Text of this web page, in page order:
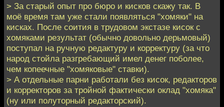
> За старый опыт про бюро и кисков скажу так. В
моё время там уже стали появляться "хомяки" на
кисках. После соития в трудовом экстазе кисок с
хомяками результат (обычно довольно дерьмовый)
поступал на ручную редактуру и корректуру (за что
народ стойла разгребающий имел денег поболее,
чем копеечные "хомяковые" ставки).
> А отдельные парни работали без кисок, редакторов
и корректоров за тройной фактически оклад "хомяка"
(ну или полуторный редакторский).